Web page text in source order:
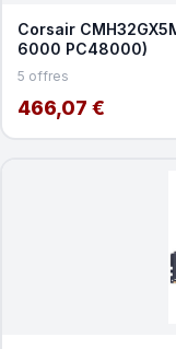
Corsair
6000 PC48000)
5 offres
466,07 €